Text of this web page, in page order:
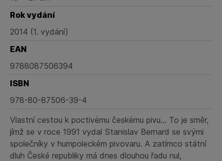
Rok vydání
2014 (1. vydání)
EAN
9788087506394
ISBN
978-80-87506-39-4
Vlastní cestou k poctivému českému pivu… To je směr,
jímž se v roce 1991 vydal Stanislav Bernard se svými
společníky v humpoleckém pivovaru. A zatímco státní
dluh České republiky má dnes dlouhou řadu nul,